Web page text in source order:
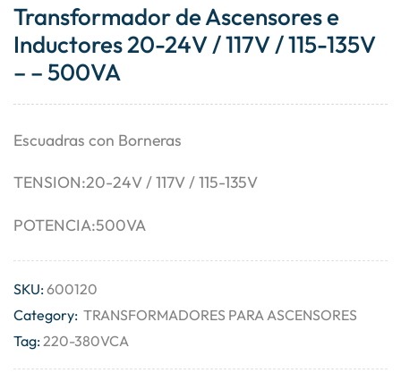
Transformador de Ascensores e
Inductores 20-24V / 117V / 115-135V
– – 500VA
Escuadras con Borneras
TENSION:20-24V / 117V / 115-135V
POTENCIA:500VA
SKU:600120
Category: TRANSFORMADORES PARA ASCENSORES
Tag: 220-380VCA